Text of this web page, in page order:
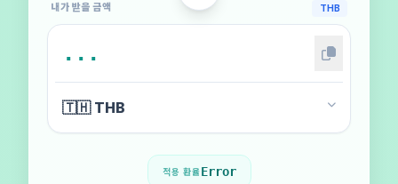
내가 받을 금액 THB
적용 환율Error